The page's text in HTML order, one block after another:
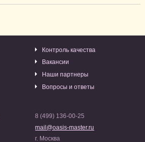
Контроль качества
Вакансии
Наши партнеры
Вопросы и ответы
8 (499) 136-00-25
mail@oasis-master.ru
г. Москва